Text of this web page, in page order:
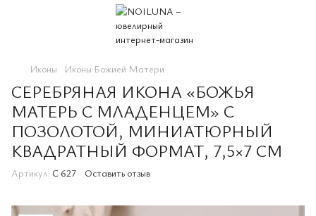
Иконы Иконы Божией Матери
СЕРЕБРЯНАЯ ИКОНА «БОЖЬЯ
МАТЕРЬ С МЛАДЕНЦЕМ» С
ПОЗОЛОТОЙ, МИНИАТЮРНЫЙ
КВАДРАТНЫЙ ФОРМАТ, 7,5×7 СМ
Артикул: C 627 Оставить отзыв